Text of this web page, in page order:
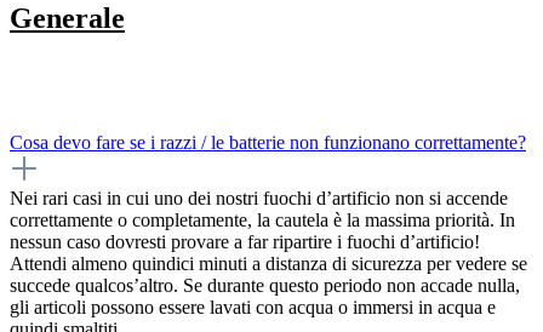
Generale
Cosa devo fare se i razzi / le batterie non funzionano correttamente?
Nei rari casi in cui uno dei nostri fuochi d’artificio non si accende
correttamente o completamente, la cautela è la massima priorità. In
nessun caso dovresti provare a far ripartire i fuochi d’artificio!
Attendi almeno quindici minuti a distanza di sicurezza per vedere se
succede qualcos’altro. Se durante questo periodo non accade nulla,
gli articoli possono essere lavati con acqua o immersi in acqua e